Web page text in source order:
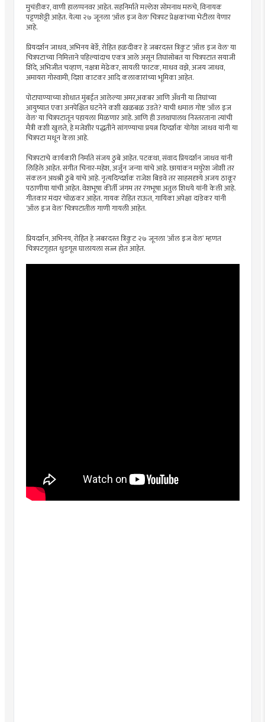
मुचंडीकर, वाणी हालप्पनवर आहेत. सहनिर्माते मल्लेश सोमनाथ मरुचे, विनायक
पट्टणशेट्टी आहेत. येत्या २७ जूनला 'ऑल इज वेल' चित्रपट प्रेक्षकांच्या भेटीला येणार
आहे.
प्रियदर्शन जाधव, अभिनय बेर्डे, रोहित हळदीकर हे जबरदस्त त्रिकुट 'ऑल इज वेल' या
चित्रपटाच्या निमित्ताने पहिल्यांदाच एकत्र आले असून तिघांसोबत या चित्रपटात सयाजी
शिंदे, अभिजीत चव्हाण, नक्षत्रा मेढेकर, सायली फाटक, माधव वझे, अजय जाधव,
अमायरा गोस्वामी, दिशा काटकर आदि कलाकारांच्या भूमिका आहेत.
पोटापाण्याच्या शोधात मुंबईत आलेल्या अमर,अकबर आणि अँथनी या तिघांच्या
आयुष्यात एका अनपेक्षित घटनेने कशी खळबळ उडते? याची धमाल गोष्ट 'ऑल इज
वेल' या चित्रपटातून पहायला मिळणार आहे. आणि ही उलथापालथ निस्तरताना त्यांची
मैत्री कशी खुलते, हे मजेशीर पद्धतीने सांगण्याचा प्रयत्न दिग्दर्शक योगेश जाधव यांनी या
चित्रपटा मधून केला आहे.
चित्रपटाचे कार्यकारी निर्माते संजय ठुबे आहेत. पटकथा, संवाद प्रियदर्शन जाधव यांनी
लिहिले आहेत. संगीत चिनार-महेश, अर्जुन जन्या यांचे आहे. छायांकन मयुरेश जोशी तर
संकलन अथश्री ठुबे यांचे आहे. नृत्यदिग्दर्शक राजेश बिडवे तर साहसदृश्ये अजय ठाकूर
पठाणीया यांची आहेत. वेशभूषा कीर्ती जंगम तर रंगभूषा अतुल शिधये यांनी केली आहे.
गीतकार मंदार चोळकर आहेत. गायक रोहित राऊत, गायिका अपेक्षा दांडेकर यांनी
‘ऑल इज वेल’ चित्रपटातील गाणी गायली आहेत.
प्रियदर्शन, अभिनय, रोहित हे जबरदस्त त्रिकुट २७ जूनला ‘ऑल इज वेल’ म्हणत
चित्रपटगृहात धुडगूस घालायला सज्ज होत आहेत.